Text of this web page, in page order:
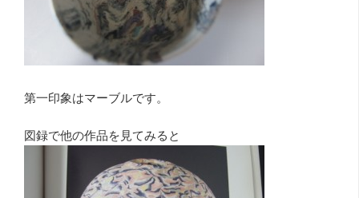
第一印象はマーブルです。
図録で他の作品を見てみると